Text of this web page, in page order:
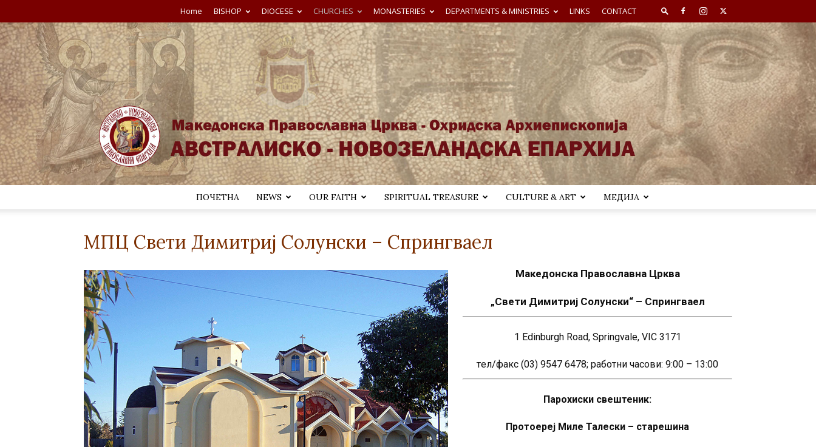
Home BISHOP DIOCESE CHURCHES MONASTERIES DEPARTMENTS & MINISTRIES LINKS CONTACT
новозеландска
Епархија
ПОЧЕТНА NEWS OUR FAITH SPIRITUAL TREASURE CULTURE & ART МЕДИЈА
MПЦ Свети Димитриј Солунски – Спрингваeл
Македонска Православна Црква
„Свети Димитриј Солунски“ – Спрингваeл
1 Edinburgh Road, Springvale, VIC 3171
тeл/факс (03) 9547 6478; работни часови: 9:00 – 13:00
Парохиски свештеник:
Протоереј Миле Талески – старешина